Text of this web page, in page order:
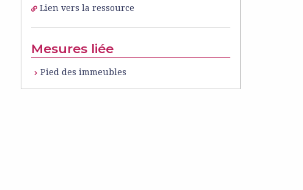
Lien vers la ressource
Mesures liée
Pied des immeubles